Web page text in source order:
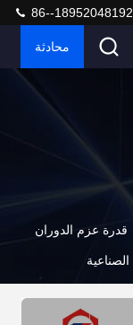
86--18952048192
محادثة
قدرة عزم الدوران